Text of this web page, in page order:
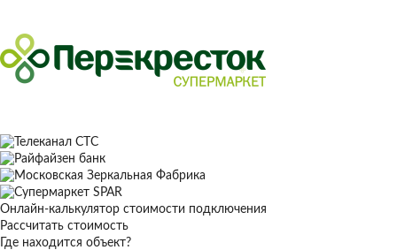
Онлайн-калькулятор стоимости подключения
Рассчитать стоимость
Где находится объект?